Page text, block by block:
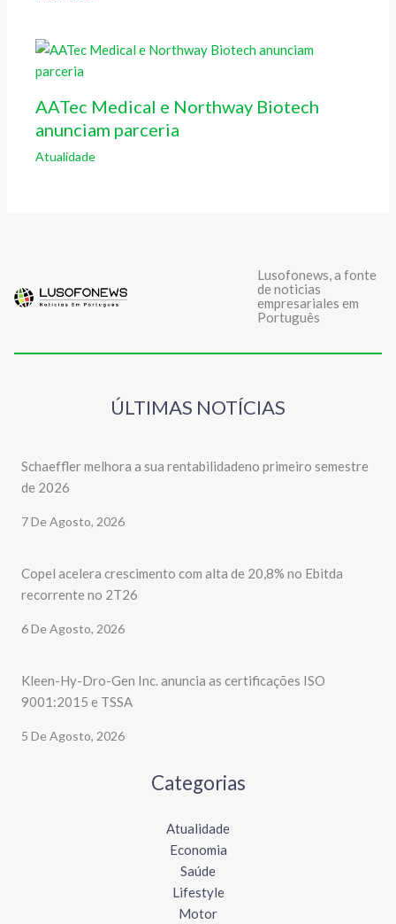
AATec Medical e Northway Biotech
anunciam parceria
Atualidade
Lusofonews, a fonte
de noticias
empresariales em
Português
ÚLTIMAS NOTÍCIAS
Schaeffler melhora a sua rentabilidadeno primeiro semestre
de 2026
7 De Agosto, 2026
Copel acelera crescimento com alta de 20,8% no Ebitda
recorrente no 2T26
6 De Agosto, 2026
Kleen-Hy-Dro-Gen Inc. anuncia as certificações ISO
9001:2015 e TSSA
5 De Agosto, 2026
Categorias
Atualidade
Economia
Saúde
Lifestyle
Motor